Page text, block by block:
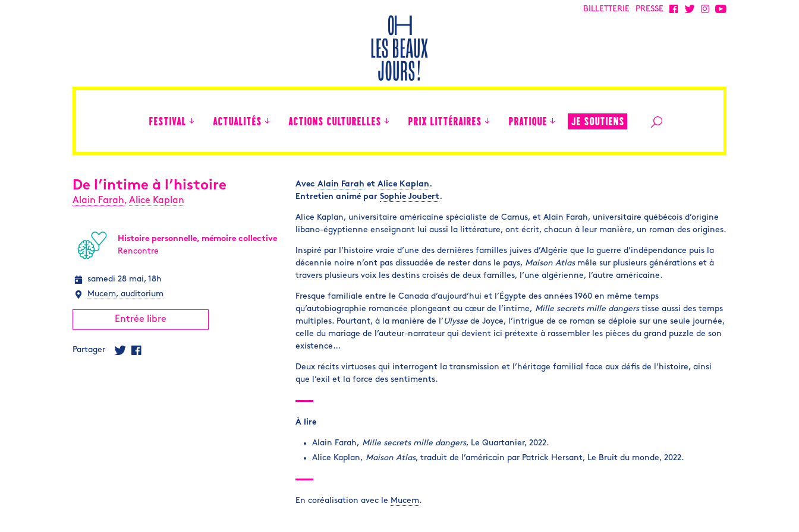
BILLETTERIE PRESSE
FESTIVAL ACTUALITÉS ACTIONS CULTURELLES
Des nouvelles des collégiens
PRIX LITTÉRAIRES PRATIQUE JE SOUTIENS
De l’intime à l’histoire
Alain Farah, Alice Kaplan
Histoire personnelle, mémoire collective
Rencontre
samedi 28 mai, 18h
Mucem, auditorium
Entrée libre
Partager
Avec Alain Farah et Alice Kaplan.
Entretien animé par Sophie Joubert.
Alice Kaplan, universitaire américaine spécialiste de Camus, et Alain Farah, universitaire québécois d’origine
libano-égyptienne enseignant lui aussi la littérature, ont écrit, chacun à leur manière, un roman des origines.
Inspiré par l’histoire vraie d’une des dernières familles juives d’Algérie que la guerre d’indépendance puis la
décennie noire n’ont pas dissuadée de rester dans le pays, Maison Atlasmêle sur plusieurs générations et à
travers plusieurs voix les destins croisés de deux familles, l’une algérienne, l’autre américaine.
Fresque familiale entre le Canada d’aujourd’hui et l’Égypte des années 1960 en même temps
qu’autobiographie romancée plongeant au cœur de l’intime, Mille secrets mille dangerstisse aussi des temps
multiples. Pourtant, à la manière de l’ Ulyssede Joyce, l’intrigue de ce roman se déploie sur une seule journée,
celle du mariage de l’auteur-narrateur qui devient ici prétexte à rassembler les pièces du grand puzzle de son
existence…
Deux récits virtuoses qui interrogent la transmission et l’héritage familial face aux défis de l’histoire, ainsi
que l’exil et la force des sentiments.
À lire
Alain Farah, Mille secrets mille dangers, Le Quartanier, 2022.
Alice Kaplan, Maison Atlas, traduit de l’américain par Patrick Hersant, Le Bruit du monde, 2022.
En coréalisation avec le Mucem.